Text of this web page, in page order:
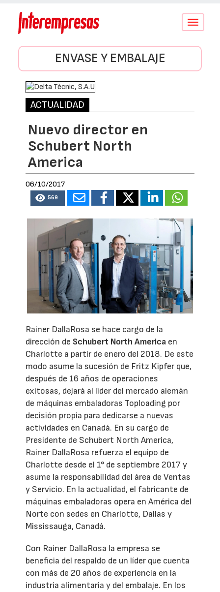
Conmutar
ENVASE Y EMBALAJE
ACTUALIDAD
Nuevo director en
Schubert North
America
06/10/2017
569
Rainer DallaRosa se hace cargo de la
dirección de Schubert North America en
Charlotte a partir de enero del 2018. De este
modo asume la sucesión de Fritz Kipfer que,
después de 16 años de operaciones
exitosas, dejará al líder del mercado alemán
de máquinas embaladoras Toploading por
decisión propia para dedicarse a nuevas
actividades en Canadá. En su cargo de
Presidente de Schubert North America,
Rainer DallaRosa refuerza el equipo de
Charlotte desde el 1° de septiembre 2017 y
asume la responsabilidad del área de Ventas
y Servicio. En la actualidad, el fabricante de
máquinas embaladoras opera en América del
Norte con sedes en Charlotte, Dallas y
Mississauga, Canadá.
Con Rainer DallaRosa la empresa se
beneficia del respaldo de un líder que cuenta
con más de 20 años de experiencia en la
industria alimentaria y del embalaje. En los